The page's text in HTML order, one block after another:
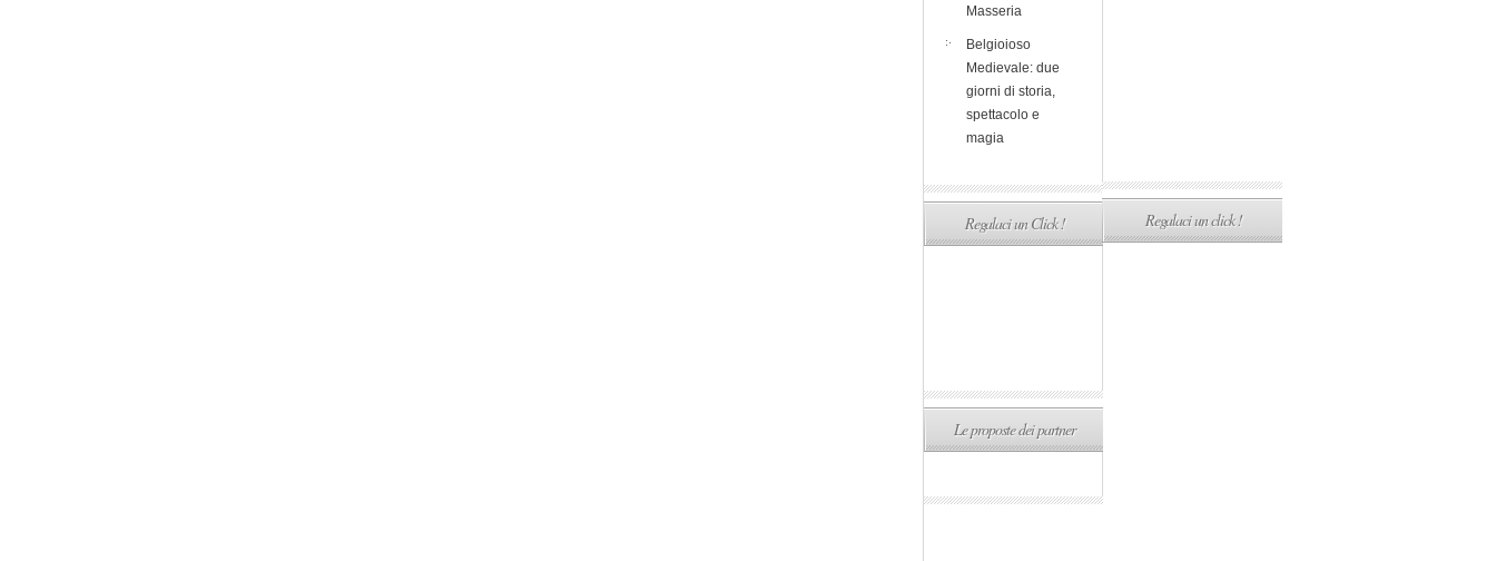
Masseria
Belgioioso
Medievale: due
giorni di storia,
spettacolo e
magia
Regalaci un Click !
Le proposte dei partner
Regalaci un click !